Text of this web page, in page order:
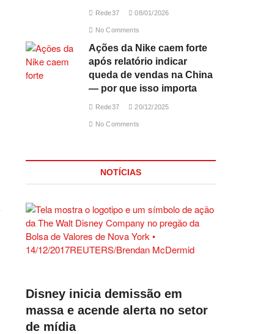
Rede37 08/01/2026
No Comments
Ações da Nike caem forte
após relatório indicar
queda de vendas na China
— por que isso importa
Rede37 20/12/2025
No Comments
NOTÍCIAS
Disney inicia demissão em
massa e acende alerta no setor
de mídia